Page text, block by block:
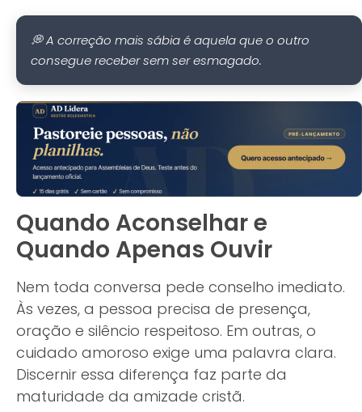
💭 A correção mais sábia é aquela que o outro
consegue receber sem ser esmagado.
Quando Aconselhar e
Quando Apenas Ouvir
Nem toda conversa pede conselho imediato.
Às vezes, a pessoa precisa de presença,
oração e silêncio respeitoso. Em outras, o
cuidado amoroso exige uma palavra clara.
Discernir essa diferença faz parte da
maturidade da amizade cristã.